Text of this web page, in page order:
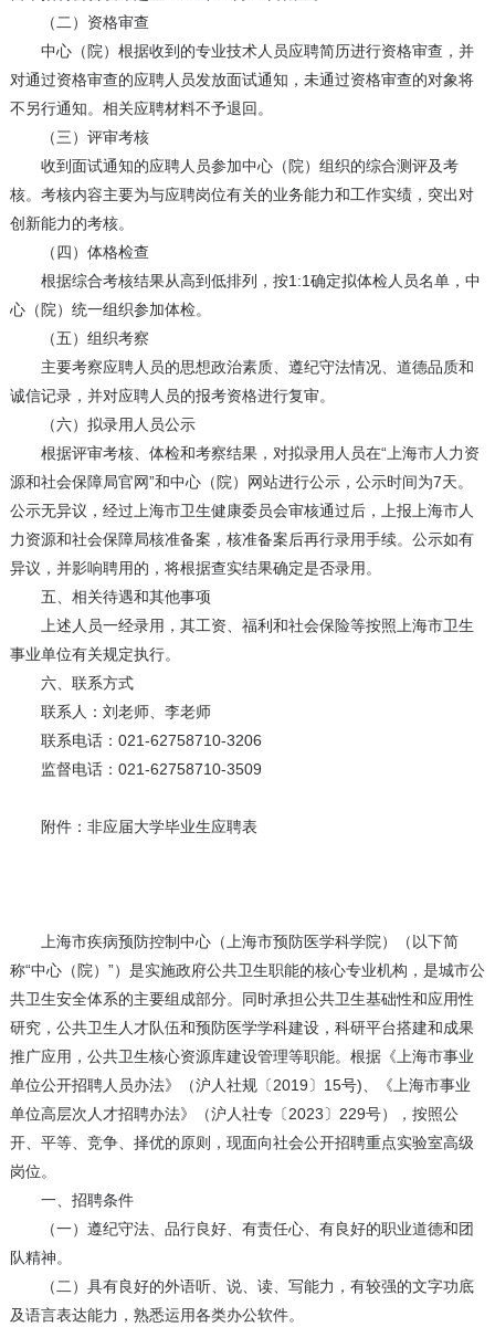
（二）资格审查
中心（院）根据收到的专业技术人员应聘简历进行资格审查，并
对通过资格审查的应聘人员发放面试通知，未通过资格审查的对象将
不另行通知。相关应聘材料不予退回。
（三）评审考核
收到面试通知的应聘人员参加中心（院）组织的综合测评及考
核。考核内容主要为与应聘岗位有关的业务能力和工作实绩，突出对
创新能力的考核。
（四）体格检查
根据综合考核结果从高到低排列，按1:1确定拟体检人员名单，中
心（院）统一组织参加体检。
（五）组织考察
主要考察应聘人员的思想政治素质、遵纪守法情况、道德品质和
诚信记录，并对应聘人员的报考资格进行复审。
（六）拟录用人员公示
根据评审考核、体检和考察结果，对拟录用人员在“上海市人力资
源和社会保障局官网”和中心（院）网站进行公示，公示时间为7天。
公示无异议，经过上海市卫生健康委员会审核通过后，上报上海市人
力资源和社会保障局核准备案，核准备案后再行录用手续。公示如有
异议，并影响聘用的，将根据查实结果确定是否录用。
五、相关待遇和其他事项
上述人员一经录用，其工资、福利和社会保险等按照上海市卫生
事业单位有关规定执行。
六、联系方式
联系人：刘老师、李老师
联系电话：021-62758710-3206
监督电话：021-62758710-3509
附件：非应届大学毕业生应聘表
上海市疾病预防控制中心（上海市预防医学科学院）（以下简
称“中心（院）”）是实施政府公共卫生职能的核心专业机构，是城市公
共卫生安全体系的主要组成部分。同时承担公共卫生基础性和应用性
研究，公共卫生人才队伍和预防医学学科建设，科研平台搭建和成果
推广应用，公共卫生核心资源库建设管理等职能。根据《上海市事业
单位公开招聘人员办法》（沪人社规〔2019〕15号)、《上海市事业
单位高层次人才招聘办法》（沪人社专〔2023〕229号），按照公
开、平等、竞争、择优的原则，现面向社会公开招聘重点实验室高级
岗位。
一、招聘条件
（一）遵纪守法、品行良好、有责任心、有良好的职业道德和团
队精神。
（二）具有良好的外语听、说、读、写能力，有较强的文字功底
及语言表达能力，熟悉运用各类办公软件。